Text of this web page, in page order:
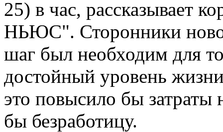
25) в час, рассказывает
НЬЮС". Сторонники
шаг был необходим для
достойный уровень
это повысило бы затраты
бы безработицу.